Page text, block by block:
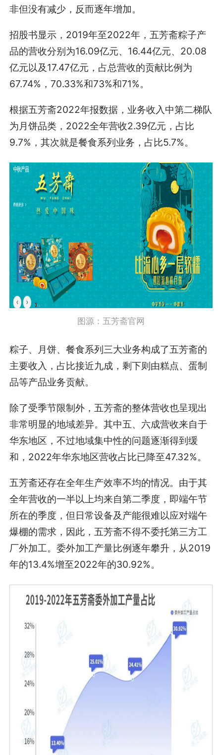
非但没有减少，反而逐年增加。
招股书显示，2019年至2022年，五芳斋粽子产
品的营收分别为16.09亿元、16.44亿元、20.08
亿元以及17.47亿元，占总营收的贡献比例为
67.74%，70.33%和73%和71%。
根据五芳斋2022年报数据，业务收入中第二梯队
为月饼品类，2022全年营收2.39亿元，占比
9.7%，其次就是餐食系列业务，占比5.7%。
图源：五芳斋官网
粽子、月饼、餐食系列三大业务构成了五芳斋的
主要收入，占比接近九成，剩下则由糕点、蛋制
品等产品业务贡献。
除了受季节限制外，五芳斋的整体营收也呈现出
非常明显的地域差异。其中五、六成营收来自于
华东地区，不过地域集中性的问题逐渐得到缓
和，2022年华东地区营收占比已降至47.32%。
五芳斋还存在全年生产效率不均的情况。由于其
全年营收的一半以上均来自第二季度，即端午节
所在的季度，但日常设备及产能很难以应对端午
爆棚的需求，因此，五芳斋不得不委托第三方工
厂外加工。委外加工产量比例逐年攀升，从2019
年的13.4%增至2022年的30.92%。